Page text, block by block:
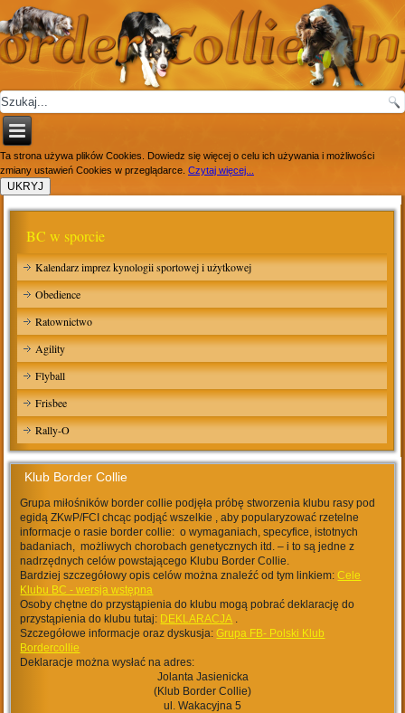
Ta strona używa plików Cookies. Dowiedz się więcej o celu ich używania i możliwości
zmiany ustawień Cookies w przeglądarce. Czytaj więcej...
BC w sporcie
Kalendarz imprez kynologii sportowej i użytkowej
Obedience
Ratownictwo
Agility
Flyball
Frisbee
Rally-O
Klub Border Collie
Grupa miłośników border collie podjęła próbę stworzenia klubu rasy pod
egidą ZKwP/FCI chcąc podjąć wszelkie , aby popularyzować rzetelne
informacje o rasie border collie: o wymaganiach, specyfice, istotnych
badaniach, możliwych chorobach genetycznych itd. – i to są jedne z
nadrzędnych celów powstającego Klubu Border Collie.
Bardziej szczegółowy opis celów można znaleźć od tym linkiem:Cele
Klubu BC - wersja wstępna
Osoby chętne do przystąpienia do klubu mogą pobrać deklarację do
przystąpienia do klubu tutaj: DEKLARACJA .
Szczegółowe informacje oraz dyskusja:Grupa FB- Polski Klub
Bordercollie
Deklaracje można wysłać na adres:
Jolanta Jasienicka
(Klub Border Collie)
ul. Wakacyjna 5